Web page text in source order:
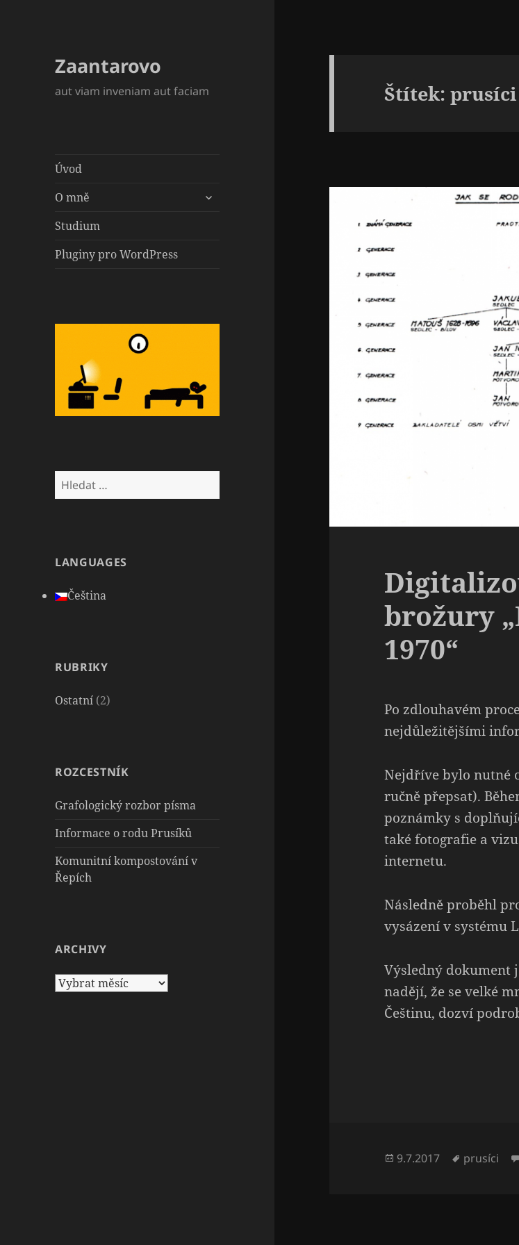
Zaantarovo
aut viam inveniam aut faciam
Úvod
O mně
zobrazit
Studium
Pluginy pro WordPress
Vyhledávání
LANGUAGES
Čeština
RUBRIKY
Ostatní (2)
ROZCESTNÍK
Grafologický rozbor písma
Informace o rodu Prusíků
Komunitní kompostování v
Řepích
ARCHIVY
Archivy
Štítek:prusíci
brožury
1970“
Po zdlouhavém
nejdůležitějšími
Nejdříve bylo nutné
ručně přepsat).
poznámky s
také fotografie a
internetu.
Následně proběhl
vysázení v systému
Výsledný dokument
nadějí, že se velké
Češtinu, dozví
Publikováno:
9.7.2017 Štítky:
prusíci